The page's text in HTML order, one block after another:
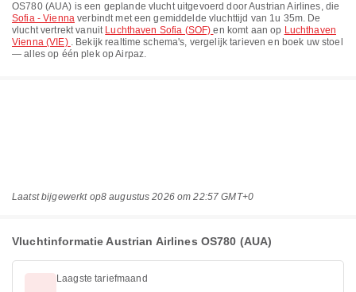
OS780(AUA) is een geplande vlucht uitgevoerd doorAustrian Airlines, die
Sofia - Viennaverbindt met een gemiddelde vluchttijd van 1u 35m. De
vlucht vertrekt vanuit Luchthaven Sofia (SOF)en komt aan op Luchthaven
Vienna (VIE) . Bekijk realtime schema's, vergelijk tarieven en boek uw stoel
— alles op één plek op Airpaz.
Laatst bijgewerkt op8 augustus 2026 om 22:57 GMT+0
Vluchtinformatie Austrian Airlines OS780 (AUA)
Laagste tariefmaand